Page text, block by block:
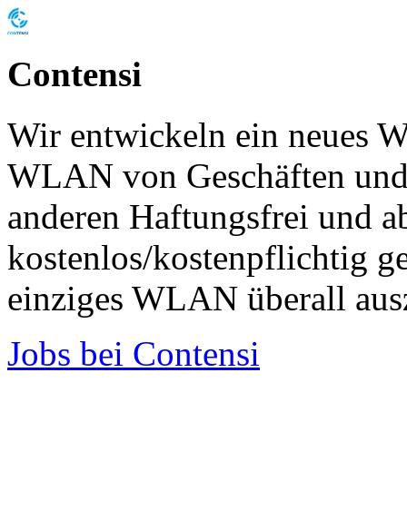
Contensi
Wir entwickeln ein neues
WLAN von Geschäften
anderen Haftungsfrei und
kostenlos/kostenpflichtig
einziges WLAN überall
Jobs bei Contensi